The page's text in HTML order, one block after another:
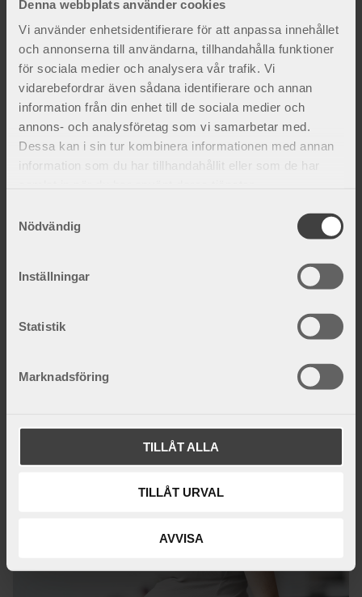
Denna webbplats använder cookies
Vi använder enhetsidentifierare för att anpassa innehållet
och annonserna till användarna, tillhandahålla funktioner
för sociala medier och analysera vår trafik. Vi
vidarebefordrar även sådana identifierare och annan
information från din enhet till de sociala medier och
annons- och analysföretag som vi samarbetar med.
Dessa kan i sin tur kombinera informationen med annan
information som du har tillhandahållit eller som de har
Nödvändig
Inställningar
Statistik
Marknadsföring
TILLÅT ALLA
TILLÅT URVAL
AVVISA
Fakta och inspiration
Orsaker till knäsmärta
överbelastning eller skada. Inte sällan är det
meniskerna, sidoledbanden eller främre korsband